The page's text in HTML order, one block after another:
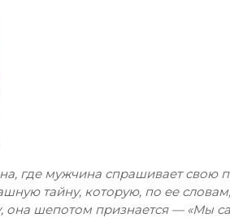
где мужчина спрашивает свою
тайну, которую, по ее
она шепотом признается — «Мы